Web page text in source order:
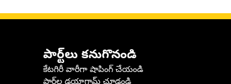
పార్ట్‌లు కనుగొనండి
కేటగిరీ వారీగా షాపింగ్ చేయండి